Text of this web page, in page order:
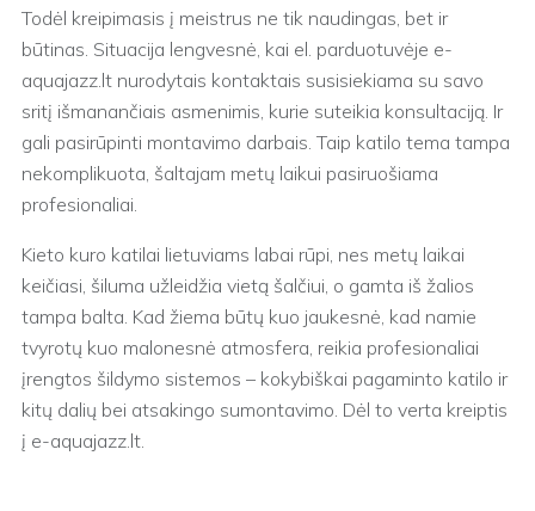
Todėl kreipimasis į meistrus ne tik naudingas, bet ir
būtinas. Situacija lengvesnė, kai el. parduotuvėje e-
aquajazz.lt nurodytais kontaktais susisiekiama su savo
sritį išmanančiais asmenimis, kurie suteikia konsultaciją. Ir
gali pasirūpinti montavimo darbais. Taip katilo tema tampa
nekomplikuota, šaltajam metų laikui pasiruošiama
profesionaliai.
Kieto kuro katilai lietuviams labai rūpi, nes metų laikai
keičiasi, šiluma užleidžia vietą šalčiui, o gamta iš žalios
tampa balta. Kad žiema būtų kuo jaukesnė, kad namie
tvyrotų kuo malonesnė atmosfera, reikia profesionaliai
įrengtos šildymo sistemos – kokybiškai pagaminto katilo ir
kitų dalių bei atsakingo sumontavimo. Dėl to verta kreiptis
į e-aquajazz.lt.